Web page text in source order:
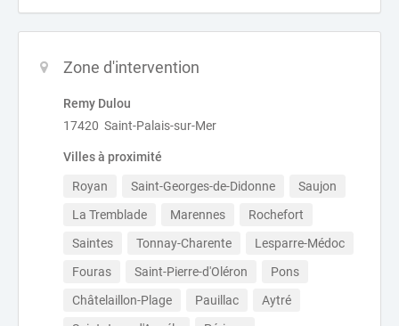
Zone d'intervention
Remy Dulou
17420 Saint-Palais-sur-Mer
Villes à proximité
Royan Saint-Georges-de-Didonne
Saujon
La Tremblade
Marennes
Rochefort
Saintes
Tonnay-Charente
Lesparre-Médoc
Fouras
Saint-Pierre-d'Oléron
Pons
Châtelaillon-Plage
Pauillac
Aytré